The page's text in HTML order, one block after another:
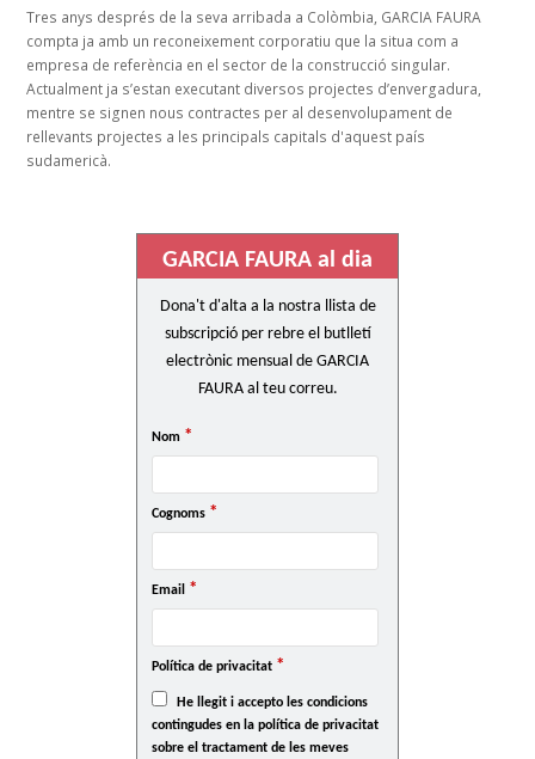
Tres anys després de la seva arribada a Colòmbia, GARCIA FAURA
compta ja amb un reconeixement corporatiu que la situa com a
empresa de referència en el sector de la construcció singular.
Actualment ja s’estan executant diversos projectes d’envergadura,
mentre se signen nous contractes per al desenvolupament de
rellevants projectes a les principals capitals d'aquest país
sudamericà.
GARCIA FAURA al dia
Dona't d'alta a la nostra llista de
subscripció per rebre el butlletí
electrònic mensual de GARCIA
FAURA al teu correu.
Nom *
Cognoms *
Email *
Política de privacitat *
He llegit i accepto les condicions
contingudes en la política de privacitat
sobre el tractament de les meves